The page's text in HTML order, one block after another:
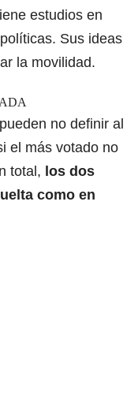
estudios en
Sus ideas
la movilidad.
no definir al
el más votado no
total, los dos
como en